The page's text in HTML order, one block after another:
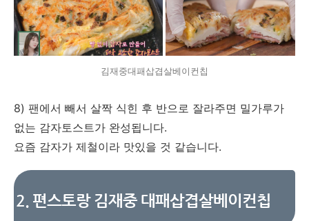
김재중대패삽겹살베이컨칩
8) 팬에서 빼서 살짝 식힌 후 반으로 잘라주면 밀가루가
없는 감자토스트가 완성됩니다.
요즘 감자가 제철이라 맛있을 것 같습니다.
2. 편스토랑 김재중 대패삽겹살베이컨칩